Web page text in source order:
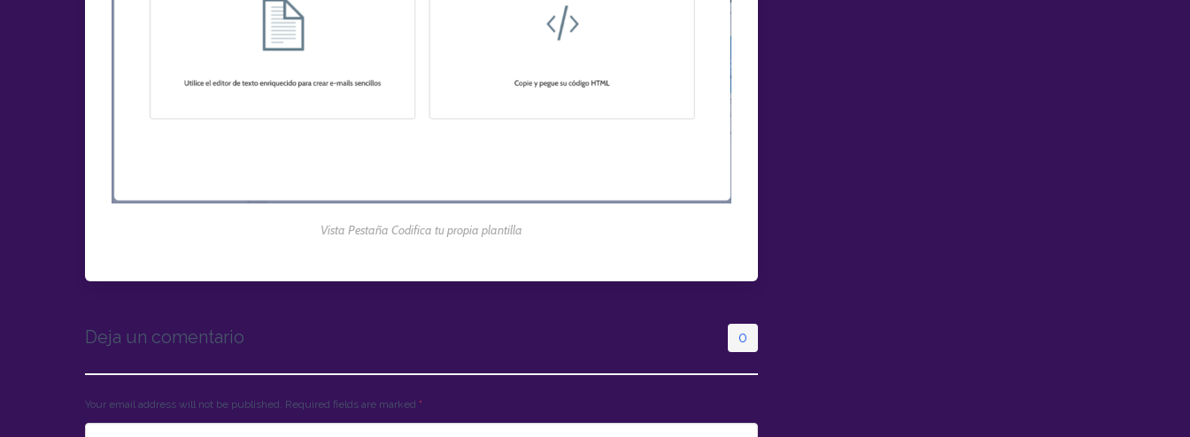
Vista Pestaña Codifica tu propia plantilla
Deja un comentario 0
Your email address will not be published. Required fields are marked *